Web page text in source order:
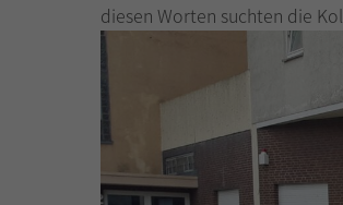
diesen Worten suchten die